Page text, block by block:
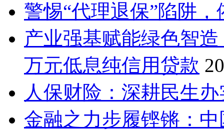
警惕“代理退保”陷阱
产业强基赋能绿色智
万元低息纯信用贷款
人保财险：深耕民生
金融之力步履铿锵：